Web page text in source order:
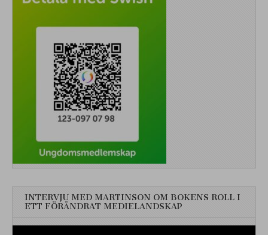
INTERVJU MED MARTINSON OM BOKENS ROLL I
ETT FÖRÄNDRAT MEDIELANDSKAP